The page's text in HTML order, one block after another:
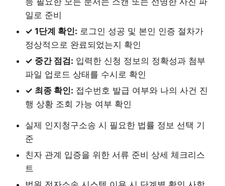
일로 준비
✓ 1단계 확인: 로그인 성공 및 본인 인증 절차가
정상적으로 완료되었는지 확인
✓ 중간 점검: 입력한 신청 정보의 정확성과 첨부
파일 업로드 상태를 수시로 확인
✓ 최종 확인: 접수번호 발급 여부와 나의 사건 진
행 상황 조회 가능 여부 확인
실제 인지청구소송 시 필요한 법률 정보 선택 기
준
친자 관계 입증을 위한 서류 준비 상세 체크리스
트